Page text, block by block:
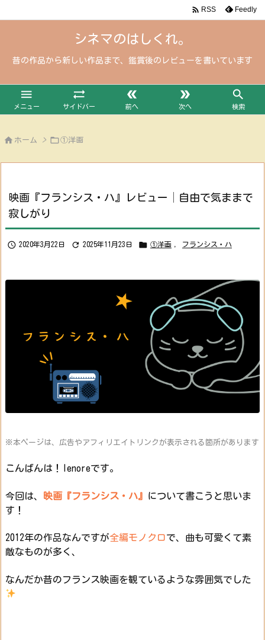
シネマのはしくれ。
昔の作品から新しい作品まで、鑑賞後のレビューを書いています

メニュー

サイドバー

前へ

次へ

検索
 RSS Feedly
 ホーム > ①洋画
映画『フランシス・ハ』レビュー│自由で気ままで
寂しがり
 2020年3月22日  2025年11月23日  ①洋画 フランシス・ハ
※本ページは、広告やアフィリエイトリンクが表示される箇所があります
こんばんは！lenoreです。
今回は、 映画『フランシス・ハ』
について書こうと思いま
す！
2012年の作品なんですが全編モノクロで、曲も可愛くて素
敵なものが多く、
なんだか昔のフランス映画を観ているような雰囲気でした